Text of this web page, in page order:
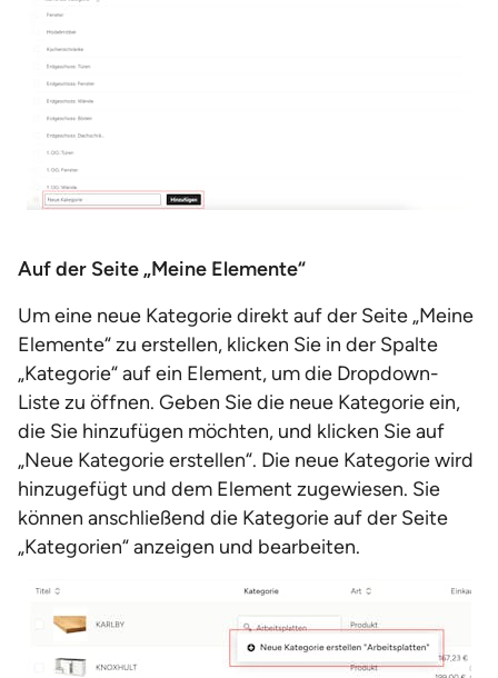
Auf der Seite „Meine Elemente“
Um eine neue Kategorie direkt auf der Seite „Meine
Elemente“ zu erstellen, klicken Sie in der Spalte
„Kategorie“ auf ein Element, um die Dropdown-
Liste zu öffnen. Geben Sie die neue Kategorie ein,
die Sie hinzufügen möchten, und klicken Sie auf
„Neue Kategorie erstellen“. Die neue Kategorie wird
hinzugefügt und dem Element zugewiesen. Sie
können anschließend die Kategorie auf der Seite
„Kategorien“ anzeigen und bearbeiten.